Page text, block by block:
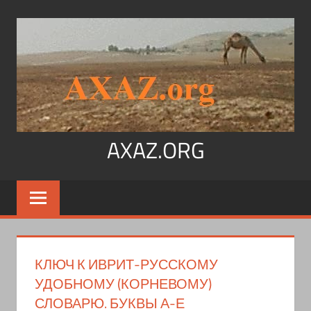
содержимому
AXAZ.ORG
Арабский
язык,
арамейский.
читать
арабском,
КЛЮЧ К ИВРИТ-РУССКОМУ
УДОБНОМУ (КОРНЕВОМУ)
СЛОВАРЮ. БУКВЫ А-Е